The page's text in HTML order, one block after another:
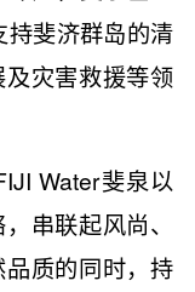
斐济群岛的清
灾害救援等领
Water斐泉以
串联起风尚、
质的同时，持